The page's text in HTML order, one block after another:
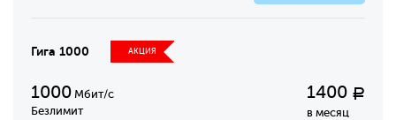
Гига 1000 АКЦИЯ
1000 Мбит/с
Безлимит
1400 Р
в месяц